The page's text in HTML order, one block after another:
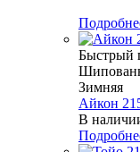
Быстрый
Зимняя
Айкон
В